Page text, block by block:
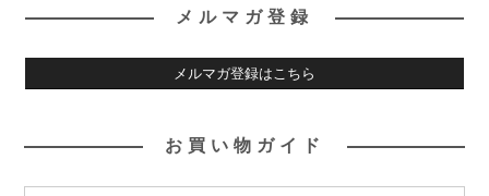
メルマガ登録
メルマガ登録はこちら
お買い物ガイド